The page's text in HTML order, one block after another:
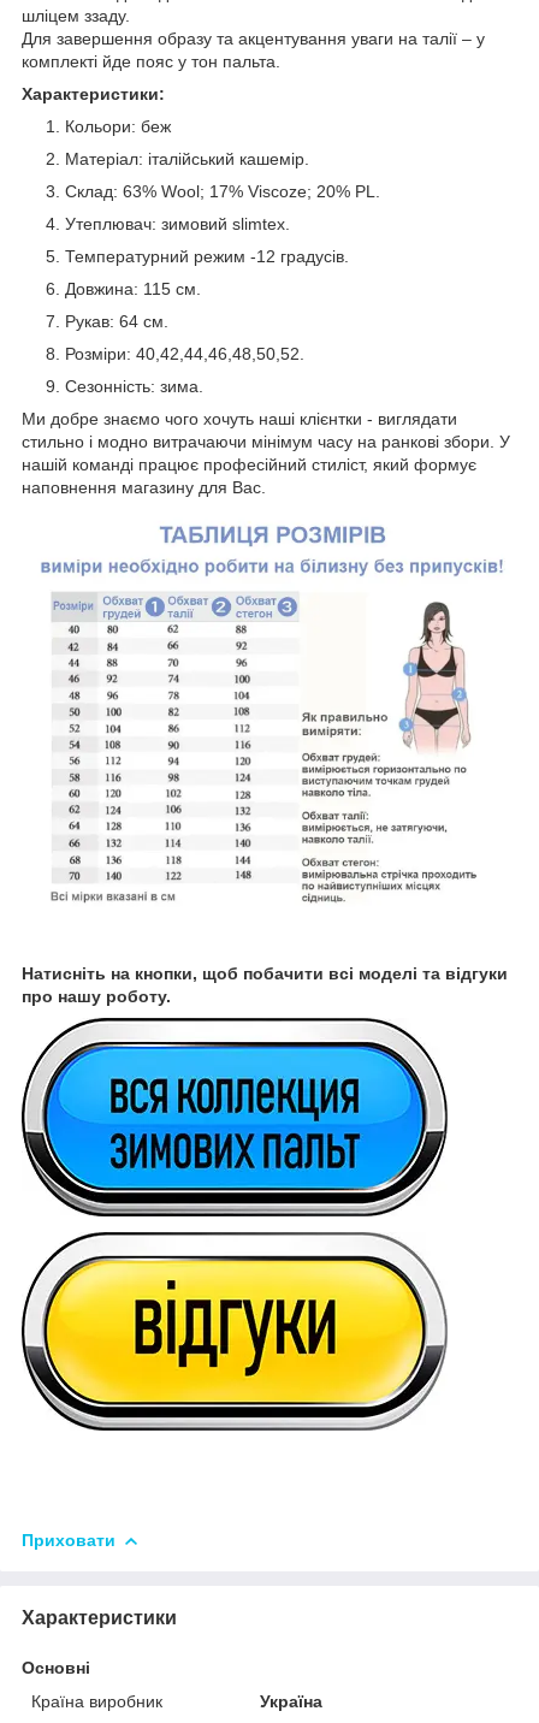
шліцем ззаду.
Для завершення образу та акцентування уваги на талії – у
комплекті йде пояс у тон пальта.
Характеристики:
Кольори: беж
Матеріал: італійський кашемір.
Склад: 63% Wool; 17% Viscoze; 20% PL.
Утеплювач: зимовий slimtex.
Температурний режим -12 градусів.
Довжина: 115 см.
Рукав: 64 см.
Розміри: 40,42,44,46,48,50,52.
Сезонність: зима.
Ми добре знаємо чого хочуть наші клієнтки - виглядати
стильно і модно витрачаючи мінімум часу на ранкові збори. У
нашій команді працює професійний стиліст, який формує
наповнення магазину для Вас.
Натисніть на кнопки, щоб побачити всі моделі та відгуки
про нашу роботу.
Приховати
Характеристики
Основні
Країна виробник
Україна